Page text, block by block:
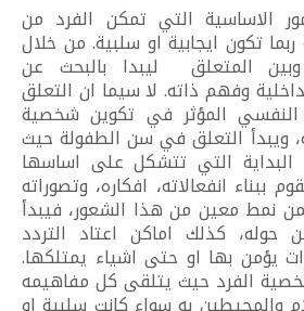
الاساسية التي تمكن الفرد من
تكون ايجابية او سلبية. من خلال
المتعلق ليبدا بالبحث عن
وفهم ذاته. لا سيما ان التعلق
المؤثر في تكوين شخصية
ويبدأ التعلق في سن الطفولة حيث
البداية التي تتشكل على اساسها
ببناء انفعالاته، افكاره، وتصوراته
نمط معين من هذا الشعور، فيبدأ
حوله، كذلك اماكن اعتاد التردد
يؤمن بها او حتى اشياء يمتلكها.
الفرد حيث يتلقى كل مفاهيمه